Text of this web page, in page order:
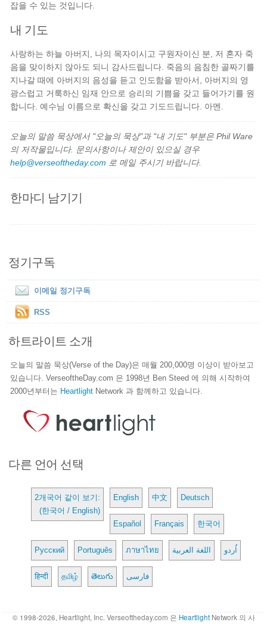
잡을 수 있는 것입니다.
내 기도
사랑하는 하늘 아버지, 나의 목자이시고 구원자이신 분, 저 혼자 죽
음을 맞이하지 않아도 되니 감사드립니다. 죽음의 음침한 골짜기를
지나갈 때에 아버지의 음성을 듣고 인도함을 받아서, 아버지의 영
광스럽고 거룩하신 임재 안으로 승리의 기쁨을 갖고 들어가기를 원
합니다. 예수님 이름으로 확신을 갖고 기도드립니다. 아멘.
오늘의 말씀 묵상에서 "오늘의 묵상"과 "내 기도" 부분은 Phil Ware
의 저작물입니다. 문의사항이나 제안이 있으실 경우
help@verseoftheday.com 로 메일 주시기 바랍니다.
한마디 남기기
정기구독
이메일 정기구독
RSS
하트라이트 소개
오늘의 말씀 묵상(Verse of the Day)은 매월 200,000명 이상이 받아보고
있습니다. VerseoftheDay.com 은 1998년 Ben Steed 에 의해 시작하여
2000년부터는 Heartlight Network 과 함께하고 있습니다.
다른 언어 선택
2개국어 같이 보기:
(한국어 / English)
English 中文 Deutsch
Español Français 한국어
Русский Português ภาษาไทย اللغة العربية اُردو
हिन्दी தமிழ் తెలుగు فارسی
© 1998-2026, Heartlight, Inc. Verseoftheday.com 은 Heartlight Network 의 사